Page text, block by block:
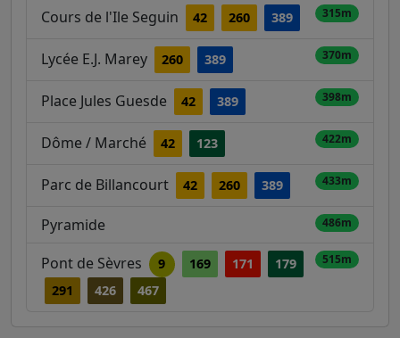
Cours de l'Ile Seguin 42 260 389 315m
Lycée E.J. Marey 260 389 370m
Place Jules Guesde 42 389 398m
Dôme / Marché 42 123 422m
Parc de Billancourt 42 260 389 433m
Pyramide 486m
Pont de Sèvres 9 169 171
179
291
426 467
515m